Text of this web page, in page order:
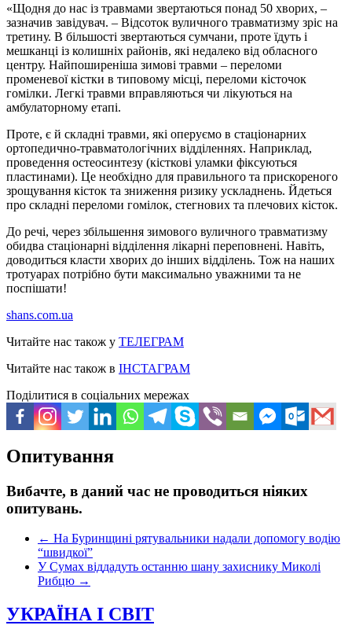
«Щодня до нас із травмами звертаються понад 50 хворих, –
зазначив завідувач. – Відсоток вуличного травматизму зріс на
третину. В більшості звертаються сумчани, проте їдуть і
мешканці із колишніх районів, які недалеко від обласного
центру. Найпоширеніша зимові травми – переломи
променевої кістки в типовому місці, переломи кісточок
гомілки. Легкі травми вправляються чи лікуються на
амбулаторному етапі.
Проте, є й складні травми, які оперуємо в стаціонарних
ортопедично-травматологічних відділеннях. Наприклад,
проведення остеосинтезу (кісткові уламки фіксуються
пластинами). Це необхідно для правильного та прискореного
зрощування кісток та зниження ризику ускладнень. Йдеться
про складні переломи гомілок, стегнових та плечових кісток.
До речі, через збільшення зимового вуличного травматизму
обидва стаціонарні відділення лікарні переповнені. Навіть,
доводиться класти хворих до інших відділень. Тож на наших
тротуарах потрібно бути максимально уважними та не
поспішати!
shans.com.ua
Читайте нас також у ТЕЛЕГРАМ
Читайте нас також в ІНСТАГРАМ
Поділитися в соціальних мережах
Опитування
Вибачте, в даний час не проводиться ніяких
опитувань.
← На Буринщині рятувальники надали допомогу водію
“швидкої”
У Сумах віддадуть останню шану захиснику Миколі
Рибцю →
УКРАЇНА І СВІТ